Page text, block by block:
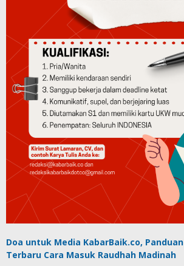
Doa untuk Media KabarBaik.co, Panduan
Terbaru Cara Masuk Raudhah Madinah